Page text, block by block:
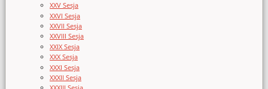
XXV Sesja
XXVI Sesja
XXVII Sesja
XXVIII Sesja
XXIX Sesja
XXX Sesja
XXXI Sesja
XXXII Sesja